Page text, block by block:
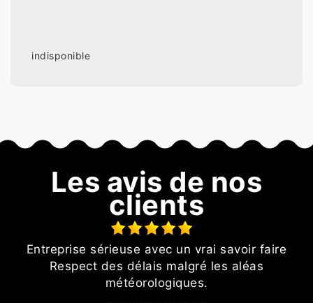
indisponible
Les avis de nos
clients
Entreprise sérieuse avec un vrai savoir faire
Respect des délais malgré les aléas
météorologiques.